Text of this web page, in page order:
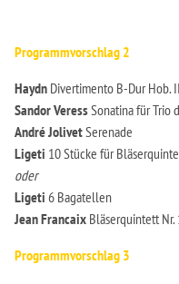
Programmvorschlag 2
Haydn Divertimento B-Dur Hob.
Sandor VeressSonatina für Trio
André JolivetSerenade
Ligeti 10 Stücke für
oder
Ligeti 6 Bagatellen
Jean Francaix Bläserquintett Nr.
Programmvorschlag 3